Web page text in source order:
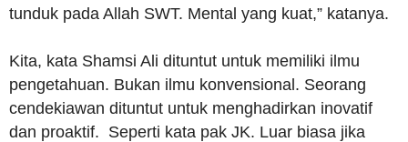
tunduk pada Allah SWT. Mental yang kuat,” katanya.
Kita, kata Shamsi Ali dituntut untuk memiliki ilmu
pengetahuan. Bukan ilmu konvensional. Seorang
cendekiawan dituntut untuk menghadirkan inovatif
dan proaktif. Seperti kata pak JK. Luar biasa jika